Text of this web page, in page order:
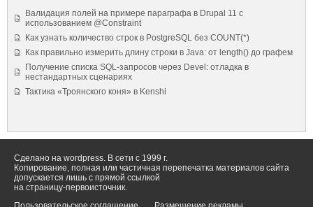
Валидация полей на примере параграфа в Drupal 11 с
использованием @Constraint
Как узнать количество строк в PostgreSQL без COUNT(*)
Как правильно измерить длину строки в Java: от length() до графем
Получение списка SQL-запросов через Devel: отладка в
нестандартных сценариях
Тактика «Троянского коня» в Kenshi
Сделано на wordpress. В сети с 1999 г.
Копирование, полная или частичная перепечатка материалов сайта
допускается лишь с прямой ссылкой
на страницу-первоисточник.